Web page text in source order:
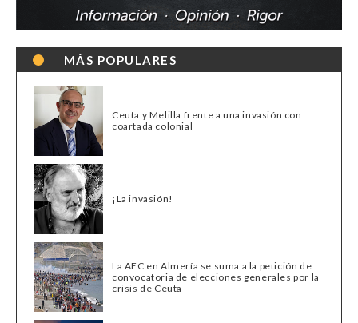
MÁS POPULARES
Ceuta y Melilla frente a una invasión con
coartada colonial
¡La invasión!
La AEC en Almería se suma a la petición de
convocatoria de elecciones generales por la
crisis de Ceuta